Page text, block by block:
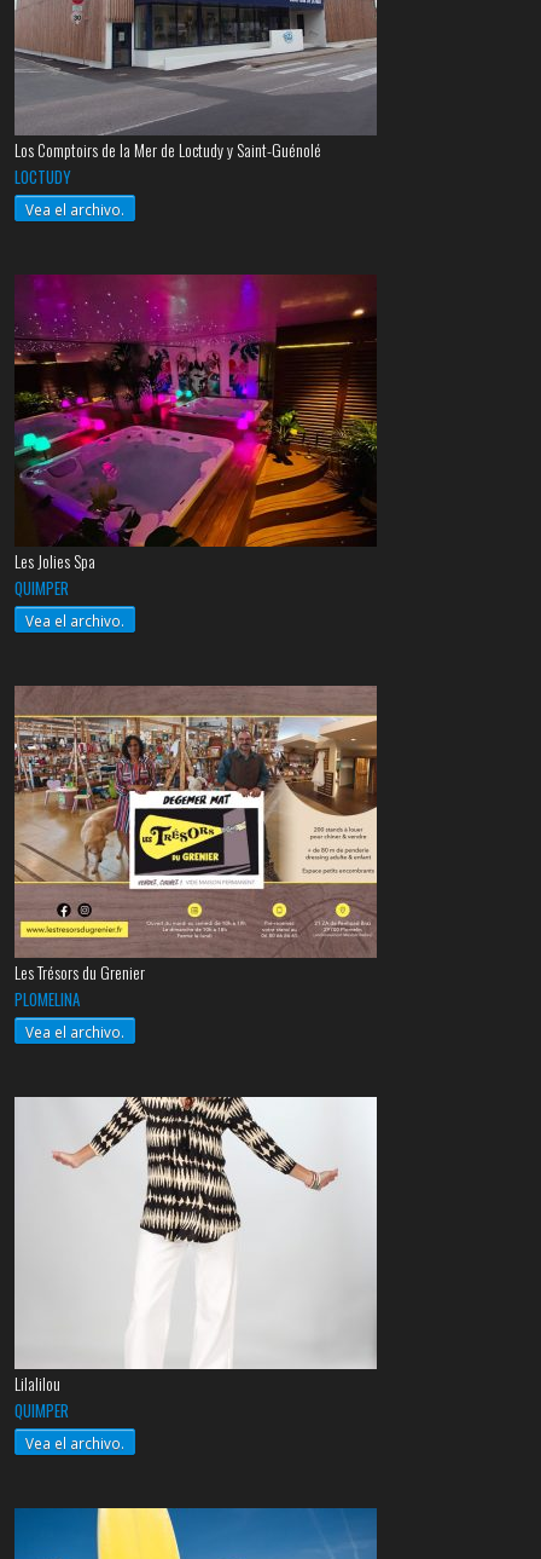
Los Comptoirs de la Mer de Loctudy y Saint-Guénolé
LOCTUDY
Vea el archivo.
Les Jolies Spa
QUIMPER
Vea el archivo.
Les Trésors du Grenier
PLOMELINA
Vea el archivo.
Lilalilou
QUIMPER
Vea el archivo.